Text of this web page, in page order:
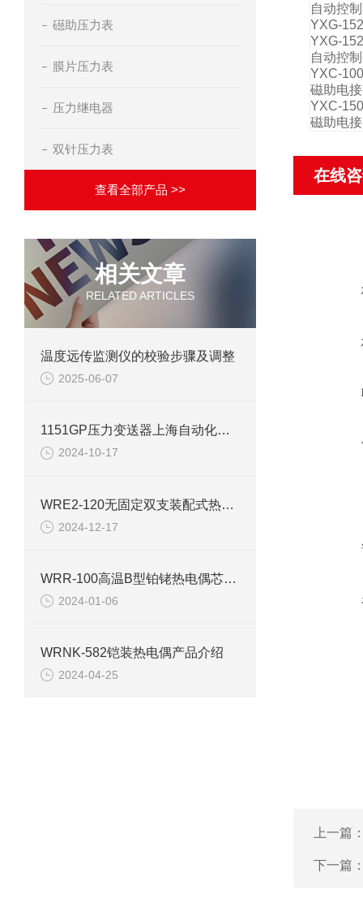
礠助压力表
膜片压力表
压力继电器
双针压力表
查看全部产品 >>
相关文章
RELATED ARTICLES
温度远传监测仪的校验步骤及调整
2025-06-07
1151GP压力变送器上海自动化仪表一厂
2024-10-17
WRE2-120无固定双支装配式热电偶
2024-12-17
WRR-100高温B型铂铑热电偶芯产品介绍
2024-01-06
WRNK-582铠装热电偶产品介绍
2024-04-25
自动控
YXG-
YXG-
自动控
YXC-
磁助电
YXC-
磁助电
在线
上一篇
下一篇